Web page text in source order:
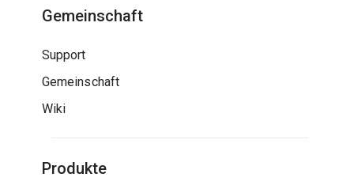
Gemeinschaft
Support
Gemeinschaft
Wiki
Produkte